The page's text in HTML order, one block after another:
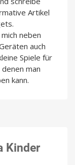
Artikel
neben
auch
Spiele für
man
kann.
Kinder